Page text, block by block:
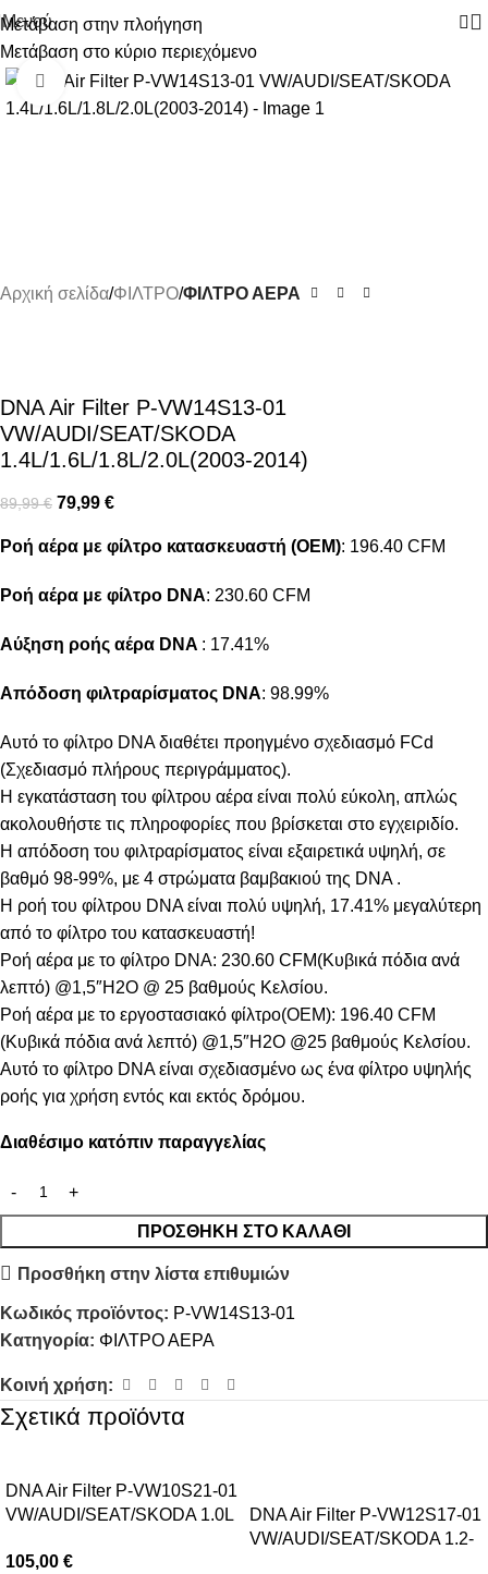
Μετάβαση στην πλοήγηση
Μετάβαση στο κύριο περιεχόμενο
Μενού
-11%
Κάντε κλικ για μεγέθυνση
Αρχική σελίδα ΦΙΛΤΡΟ ΦΙΛΤΡΟ ΑΕΡΑ
DNA Air Filter P-VW14S13-01
VW/AUDI/SEAT/SKODA
1.4L/1.6L/1.8L/2.0L(2003-2014)
89,99€ 79,99 €
Ροή αέρα με φίλτρο κατασκευαστή (OEM): 196.40 CFM
Ροή αέρα με φίλτρο DNA: 230.60 CFM
Αύξηση ροής αέρα DNA : 17.41%
Απόδοση φιλτραρίσματος DNA: 98.99%
Αυτό το φίλτρο DNA διαθέτει προηγμένο σχεδιασμό FCd
(Σχεδιασμό πλήρους περιγράμματος).
Η εγκατάσταση του φίλτρου αέρα είναι πολύ εύκολη, απλώς
ακολουθήστε τις πληροφορίες που βρίσκεται στο εγχειριδίο.
Η απόδοση του φιλτραρίσματος είναι εξαιρετικά υψηλή, σε
βαθμό 98-99%, με 4 στρώματα βαμβακιού της DNA .
Η ροή του φίλτρου DNA είναι πολύ υψηλή, 17.41% μεγαλύτερη
από το φίλτρο του κατασκευαστή!
Ροή αέρα με το φίλτρο DNA: 230.60 CFM(Κυβικά πόδια ανά
λεπτό) @1,5″H2O @ 25 βαθμούς Κελσίου.
Ροή αέρα με το εργοστασιακό φίλτρο(OEM): 196.40 CFM
(Κυβικά πόδια ανά λεπτό) @1,5″H2O @25 βαθμούς Κελσίου.
Αυτό το φίλτρο DNA είναι σχεδιασμένο ως ένα φίλτρο υψηλής
ροής για χρήση εντός και εκτός δρόμου.
Διαθέσιμο κατόπιν παραγγελίας
ΠΡΟΣΘΉΚΗ ΣΤΟ ΚΑΛΆΘΙ
Προσθήκη στην λίστα επιθυμιών
Κωδικός προϊόντος: P-VW14S13-01
Κατηγορία: ΦΙΛΤΡΟ ΑΕΡΑ
Κοινή χρήση:
Σχετικά προϊόντα
DNA Air Filter P-VW10S21-01
VW/AUDI/SEAT/SKODA 1.0L
105,00 €
DNA Air Filter P-VW12S17-01
VW/AUDI/SEAT/SKODA 1.2-